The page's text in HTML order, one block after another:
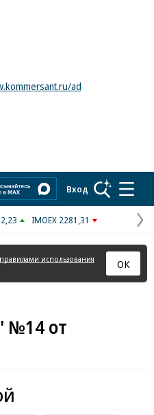
ad
Вход
IMOEX 2281,31
правилами использования
ОК
№14 от